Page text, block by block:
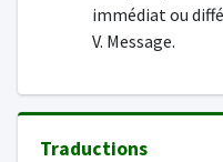
immédiat ou
V. Message.
Traductions